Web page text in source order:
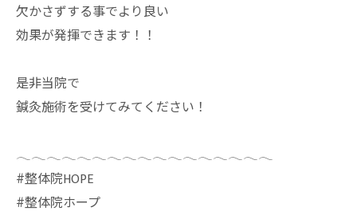
欠かさずする事でより良い
効果が発揮できます！！
是非当院で
鍼灸施術を受けてみてください！
𓂃𓂃𓂃𓂃𓂃𓂃𓂃𓂃𓂃𓂃𓂃𓂃𓂃𓂃𓂃𓂃𓂃
⁡#整体院HOPE
#整体院ホープ